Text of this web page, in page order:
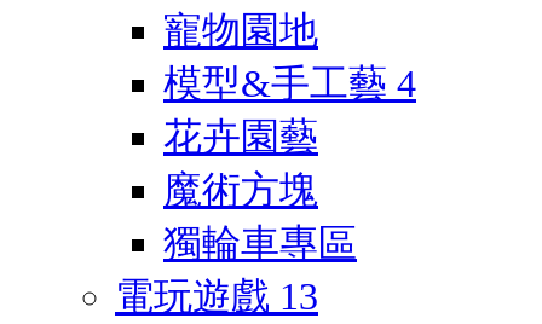
寵物園地
模型&手工藝 4
花卉園藝
魔術方塊
獨輪車專區
電玩遊戲 13